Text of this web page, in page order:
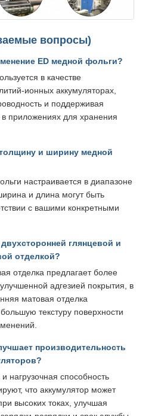
вопросы)
ED медной фольги?
в качестве
ионных аккумуляторах,
и поддерживая
приложениях для хранения
и ширину медной
настраивается в диапазоне
и длина могут быть
с вашими конкретными
глянцевой и
отделкой?
отделка предлагает более
адгезией покрытия, в
матовая отделка
текстуру поверхности
производительность
нагрузочная способность
что аккумулятор может
высоких токах, улучшая